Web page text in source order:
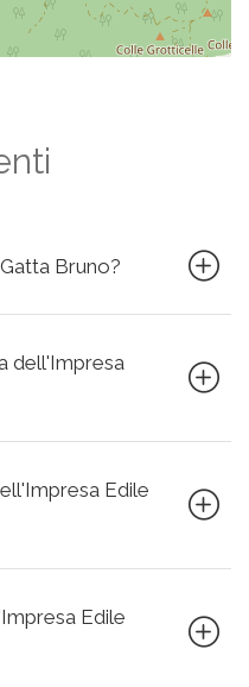
Bruno?
dell'Impresa
Edile
Edile